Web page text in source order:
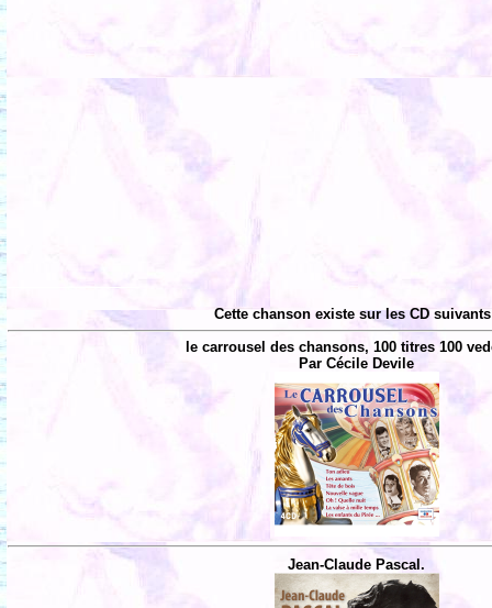
Cette chanson existe sur les CD
le carrousel des chansons, 100 titres 100
Par Cécile Devile
Jean-Claude Pascal.